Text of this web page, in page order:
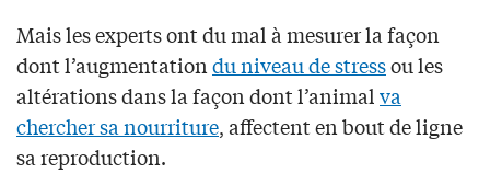
Mais les experts ont du mal à mesurer la façon
dont l’augmentationdu niveau de stressou les
altérations dans la façon dont l’animalva
chercher sa nourriture, affectent en bout de ligne
sa reproduction.